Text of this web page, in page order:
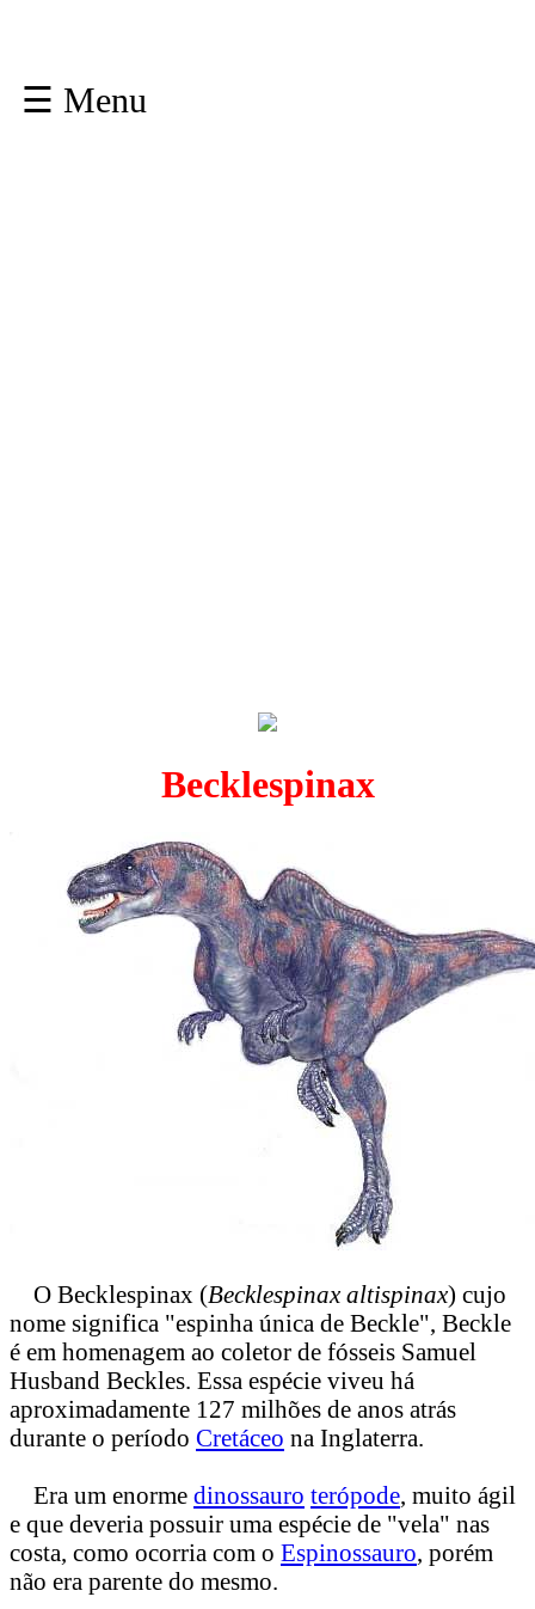
☰ Menu
Becklespinax
O Becklespinax (Becklespinax altispinax) cujo
nome significa "espinha única de Beckle", Beckle
é em homenagem ao coletor de fósseis Samuel
Husband Beckles. Essa espécie viveu há
aproximadamente 127 milhões de anos atrás
durante o período Cretáceo na Inglaterra.
Era um enorme dinossauro terópode, muito ágil
e que deveria possuir uma espécie de "vela" nas
costa, como ocorria com o Espinossauro, porém
não era parente do mesmo.